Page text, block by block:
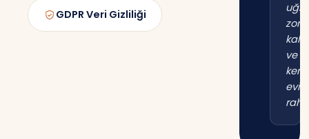
GDPR Veri Gizliliği
ve